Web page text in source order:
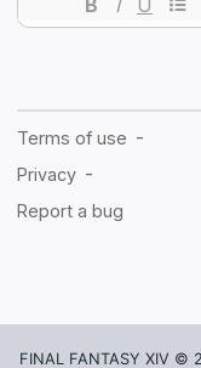
FINAL FANTASY XIV ©